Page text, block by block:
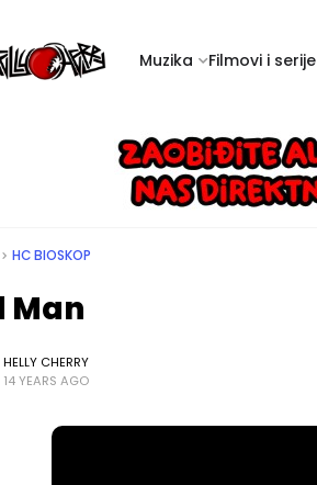
Muzika Filmovi i serije
HC BIOSKOP
Man
HELLY CHERRY
14 YEARS AGO